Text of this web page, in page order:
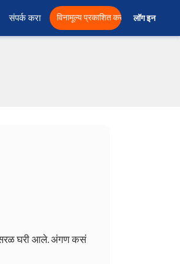
संपर्क करा विनामूल्य प्रकाशित करा लॉग इन
सरळ घरी आले. अंगण कसं